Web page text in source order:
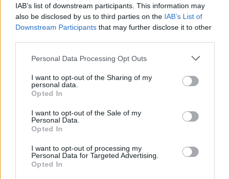
IAB’s list of downstream participants. This information may
also be disclosed by us to third parties on the IAB’s List of
Downstream Participants that may further disclose it to other
Personal Data Processing Opt Outs
I want to opt-out of the Sharing of my
personal data.
Opted In
I want to opt-out of the Sale of my
Personal Data.
Opted In
I want to opt-out of processing my
Personal Data for Targeted Advertising.
Opted In
Motor Oil: Κρίσιμες παρεμβάσεις
στον Κώδικα ΕΣΦΑ για φθηνότερο
ΣΥΜΒΑΤΙΚΕΣ ΠΗΓΕΣ
21/08/2025 - 08:28